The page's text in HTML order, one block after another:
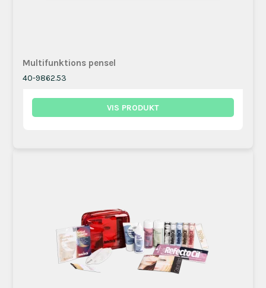
Multifunktions pensel
40-9862.53
VIS PRODUKT